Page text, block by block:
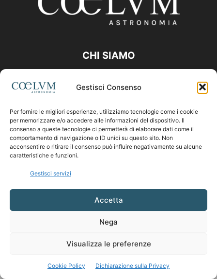
Gestisci Consenso
Per fornire le migliori esperienze, utilizziamo tecnologie come i cookie
per memorizzare e/o accedere alle informazioni del dispositivo. Il
consenso a queste tecnologie ci permetterà di elaborare dati come il
comportamento di navigazione o ID unici su questo sito. Non
acconsentire o ritirare il consenso può influire negativamente su alcune
caratteristiche e funzioni.
Gestisci servizi
Accetta
Nega
Visualizza le preferenze
Cookie Policy Dichiarazione sulla Privacy
CHI SIAMO
Contattaci:coelumastro@coelum.com
SEGUICI